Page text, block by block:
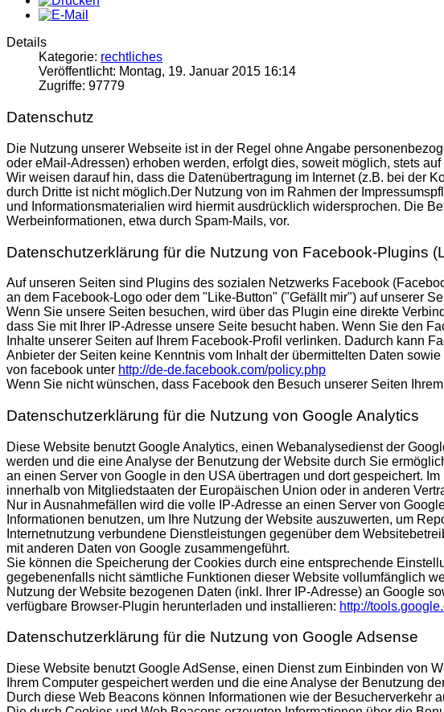
Details
Kategorie: rechtliches
Veröffentlicht: Montag, 19. Januar 2015 16:14
Zugriffe: 97779
Datenschutz
Die Nutzung unserer Webseite ist in der Regel ohne Angabe
oder eMail-Adressen) erhoben werden, erfolgt dies, soweit möglich, stets
Wir weisen darauf hin, dass die Datenübertragung im Internet (z.B. bei der
durch Dritte ist nicht möglich.Der Nutzung von im Rahmen der
und Informationsmaterialien wird hiermit ausdrücklich widersprochen. Die
Werbeinformationen, etwa durch Spam-Mails, vor.
Datenschutzerklärung für die Nutzung von Facebook-Plugins
Auf unseren Seiten sind Plugins des sozialen Netzwerks Facebook
an dem Facebook-Logo oder dem "Like-Button" ("Gefällt mir") auf unserer
Wenn Sie unsere Seiten besuchen, wird über das Plugin eine direkte
dass Sie mit Ihrer IP-Adresse unsere Seite besucht haben. Wenn Sie den
Inhalte unserer Seiten auf Ihrem Facebook-Profil verlinken. Dadurch kann
Anbieter der Seiten keine Kenntnis vom Inhalt der übermittelten Daten
von facebook unter http://de-de.facebook.com/policy.php
Wenn Sie nicht wünschen, dass Facebook den Besuch unserer Seiten
Datenschutzerklärung für die Nutzung von Google Analytics
Diese Website benutzt Google Analytics, einen Webanalysedienst der
werden und die eine Analyse der Benutzung der Website durch Sie
an einen Server von Google in den USA übertragen und dort gespeichert.
innerhalb von Mitgliedstaaten der Europäischen Union oder in anderen
Nur in Ausnahmefällen wird die volle IP-Adresse an einen Server von
Informationen benutzen, um Ihre Nutzung der Website auszuwerten, um
Internetnutzung verbundene Dienstleistungen gegenüber dem
mit anderen Daten von Google zusammengeführt.
Sie können die Speicherung der Cookies durch eine entsprechende
gegebenenfalls nicht sämtliche Funktionen dieser Website vollumfänglich
Nutzung der Website bezogenen Daten (inkl. Ihrer IP-Adresse) an Google
verfügbare Browser-Plugin herunterladen und installieren: http://
Datenschutzerklärung für die Nutzung von Google Adsense
Diese Website benutzt Google AdSense, einen Dienst zum Einbinden von
Ihrem Computer gespeichert werden und die eine Analyse der Benutzung
Durch diese Web Beacons können Informationen wie der Besucherverkehr